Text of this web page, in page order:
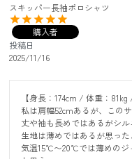
スキッパー長袖ポロシャツ
購入者
投稿日
2025/11/16
【身長：174cm / 体重：
私は肩幅52cmあるが、この
丈や袖も長めではあるがシ
生地は薄めではあるが思った
気温15℃〜20℃では薄めのジ